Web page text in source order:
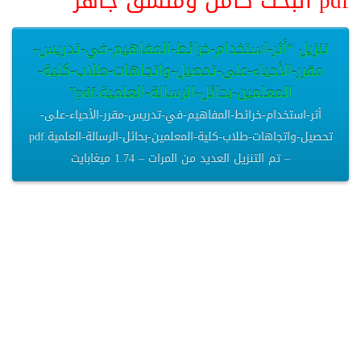
تنزيل “أثر-استخدام-خرائط-المفاهيم-في-تدريس-
مقرر-الأحياء-على-تحصيل-واتجاهات-طلاب-كلية-
المعلمين-بحائل-الرسالة-العلمية.pdf”
أثر-استخدام-خرائط-المفاهيم-في-تدريس-مقرر-الأحياء-على-
تحصيل-واتجاهات-طلاب-كلية-المعلمين-بحائل-الرسالة-العلمية.pdf
– تم التنزيل العديد من المرات – 1.74 ميغابايت